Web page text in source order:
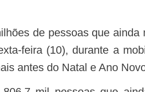
feira (10), durante a
antes do Natal e Ano